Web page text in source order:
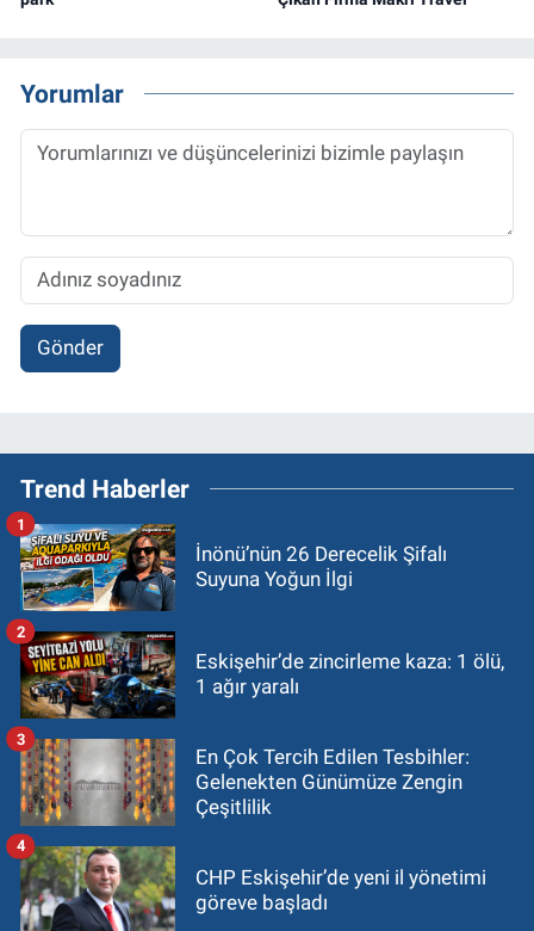
Yorumlar
Gönder
Trend Haberler
İnönü’nün 26 Derecelik Şifalı
Suyuna Yoğun İlgi
1
Eskişehir’de zincirleme kaza: 1 ölü,
1 ağır yaralı
2
En Çok Tercih Edilen Tesbihler:
Gelenekten Günümüze Zengin
Çeşitlilik
3
CHP Eskişehir’de yeni il yönetimi
göreve başladı
4